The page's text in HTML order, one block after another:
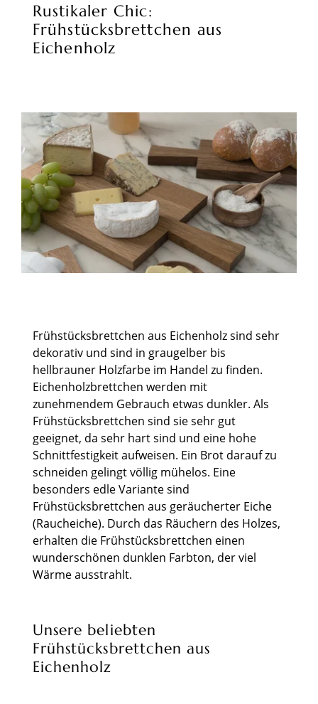
Rustikaler Chic:
Frühstücksbrettchen aus
Eichenholz
Frühstücksbrettchen aus Eichenholz sind sehr
dekorativ und sind in graugelber bis
hellbrauner Holzfarbe im Handel zu finden.
Eichenholzbrettchen werden mit
zunehmendem Gebrauch etwas dunkler. Als
Frühstücksbrettchen sind sie sehr gut
geeignet, da sehr hart sind und eine hohe
Schnittfestigkeit aufweisen. Ein Brot darauf zu
schneiden gelingt völlig mühelos. Eine
besonders edle Variante sind
Frühstücksbrettchen aus geräucherter Eiche
(Raucheiche). Durch das Räuchern des Holzes,
erhalten die Frühstücksbrettchen einen
wunderschönen dunklen Farbton, der viel
Wärme ausstrahlt.
Unsere beliebten
Frühstücksbrettchen aus
Eichenholz